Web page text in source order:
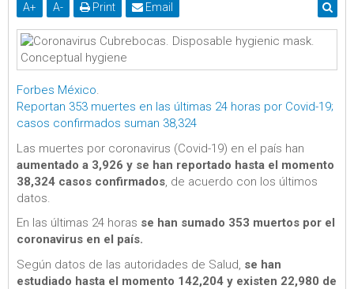
A+ A- Print Email
Forbes México.
Reportan 353 muertes en las últimas 24 horas por Covid-19;
casos confirmados suman 38,324
Las muertes por coronavirus (Covid-19) en el país han
aumentado a 3,926 y se han reportado hasta el momento
38,324 casos confirmados , de acuerdo con los últimos
datos.
En las últimas 24 horas se han sumado 353 muertos por el
coronavirus en el país.
Según datos de las autoridades de Salud, se han
estudiado hasta el momento 142,204 y existen 22,980 de